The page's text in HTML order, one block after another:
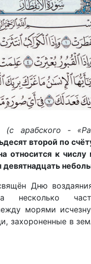
(с арабского -
второй по
относится к числу
девятнадцать
Дню
несколько
морями
захороненные в